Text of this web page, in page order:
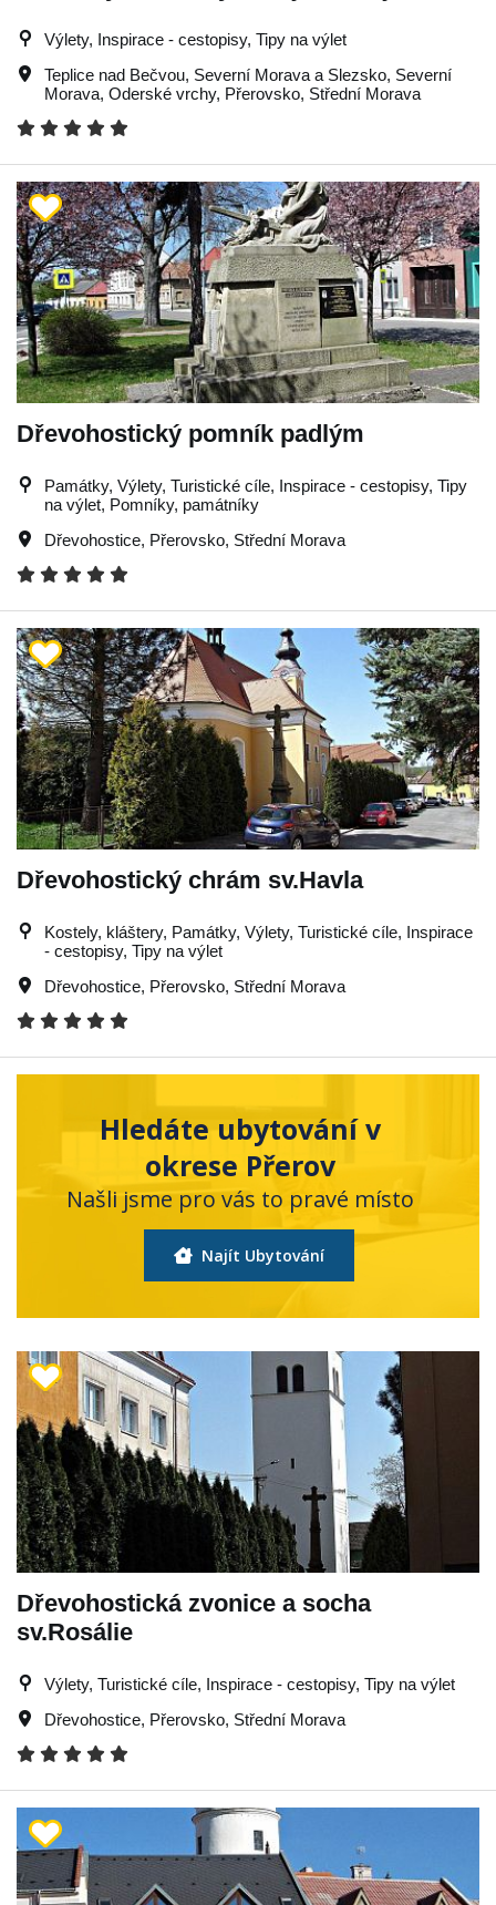
Výlety, Inspirace - cestopisy, Tipy na výlet
Teplice nad Bečvou, Severní Morava a Slezsko, Severní
Morava, Oderské vrchy, Přerovsko, Střední Morava
Dřevohostický pomník padlým
Památky, Výlety, Turistické cíle, Inspirace - cestopisy, Tipy
na výlet, Pomníky, památníky
Dřevohostice, Přerovsko, Střední Morava
Dřevohostický chrám sv.Havla
Kostely, kláštery, Památky, Výlety, Turistické cíle, Inspirace
- cestopisy, Tipy na výlet
Dřevohostice, Přerovsko, Střední Morava
Hledáte ubytování v
okrese Přerov
Našli jsme pro vás to pravé místo
Najít Ubytování
Dřevohostická zvonice a socha
sv.Rosálie
Výlety, Turistické cíle, Inspirace - cestopisy, Tipy na výlet
Dřevohostice, Přerovsko, Střední Morava